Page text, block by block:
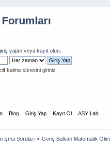
yapın veya kayıt olun
kalma süresini giriniz
Blog Giriş Yap Kayıt Ol ASY Lab
Soruları » Genç Balkan Matematik